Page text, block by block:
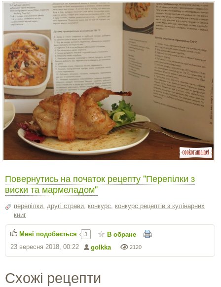
Повернутись на початок рецепту "Перепілки з
виски та мармеладом"
перепілки, другі страви, конкурс, конкурс рецептів з кулінарних
книг
2120
golkka
23 вересня 2018, 00:22
Мені подобається 3 В обране
Схожі рецепти